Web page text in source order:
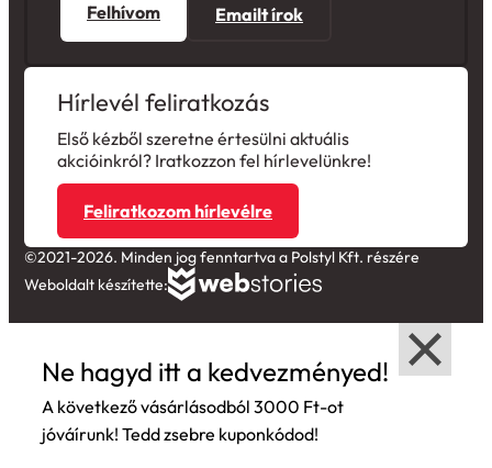
Felhívom Emailt írok
Hírlevél feliratkozás
Első kézből szeretne értesülni aktuális
akcióinkról? Iratkozzon fel hírlevelünkre!
Feliratkozom hírlevélre
©2021-2026. Minden jog fenntartva a Polstyl Kft. részére
Weboldalt készítette:
Ne hagyd itt a kedvezményed!
A következő vásárlásodból 3000 Ft-ot
jóváírunk! Tedd zsebre kuponkódod!